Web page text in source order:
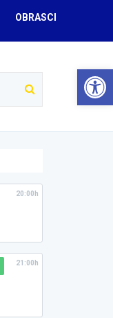
OBRASCI
20:00h
21:00h